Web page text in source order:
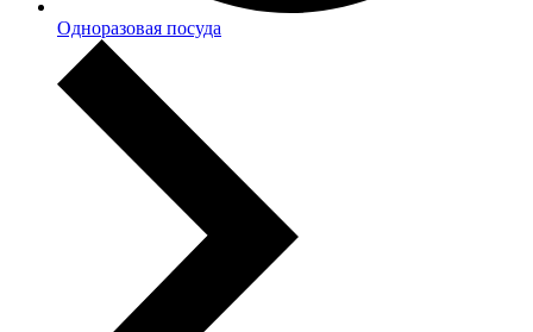
Одноразовая посуда